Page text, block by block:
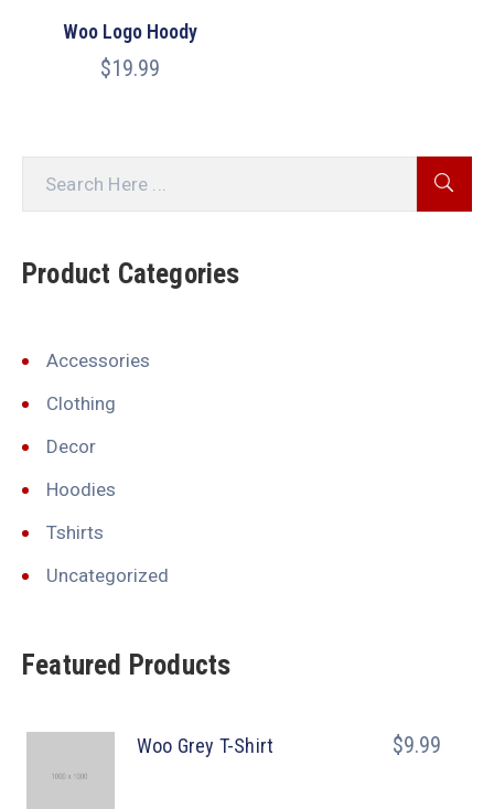
Woo Logo Hoody
$19.99
Product Categories
Accessories
Clothing
Decor
Hoodies
Tshirts
Uncategorized
Featured Products
Woo Grey T-Shirt $9.99